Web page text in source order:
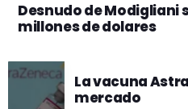
Desnudo de Modigliani
millones de dolares
La vacuna
mercado